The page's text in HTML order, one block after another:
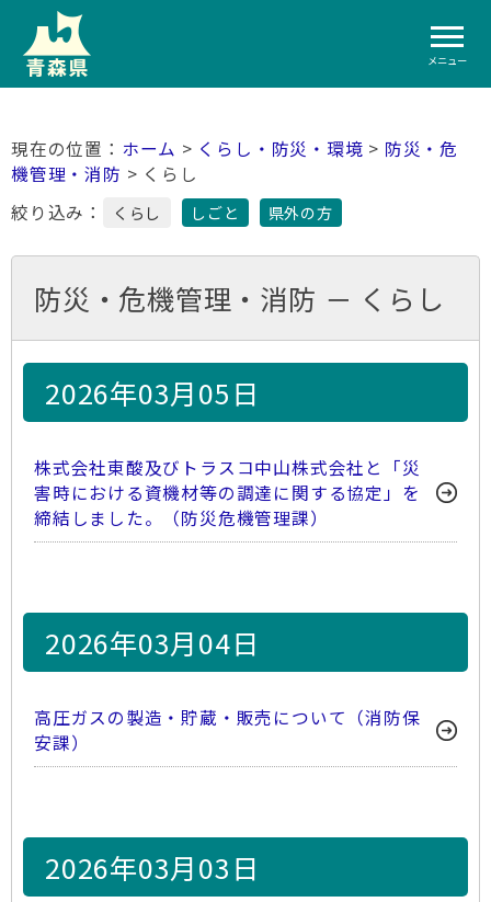
メニュー
ホーム > くらし・防災・環境 > 防災・危
機管理・消防 > くらし
絞り込み：
くらし しごと 県外の方
防災・危機管理・消防 － くらし
2026年03月05日
株式会社東酸及びトラスコ中山株式会社と「災
害時における資機材等の調達に関する協定」を
締結しました。（防災危機管理課）
2026年03月04日
高圧ガスの製造・貯蔵・販売について（消防保
安課）
2026年03月03日